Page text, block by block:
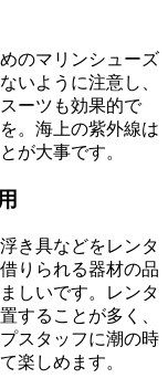
のマリンシューズ
いように注意し、
ーツも効果的で
。海上の紫外線は
が大事です。
き具などをレンタ
りられる器材の品
しいです。レンタ
することが多く、
スタッフに潮の時
楽しめます。